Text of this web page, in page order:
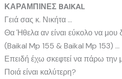
ΚΑΡΑΜΠΙΝΕΣ BAIKAL
Γειά σας κ. Νικήτα …
Θα Ήθελα αν είναι εύκολο να μου
(Baikal Mp 155 & Baikal Mp 153) …
Επειδή έχω σκεφτεί να πάρω την
Ποιά είναι καλύτερη?